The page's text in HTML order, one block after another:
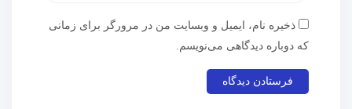
ذخیره نام، ایمیل و وبسایت من در مرورگر برای زمانی
که دوباره دیدگاهی می‌نویسم.